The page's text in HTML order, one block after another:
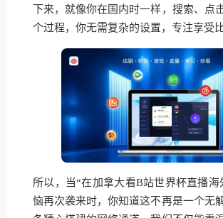
下来，就像你在国内时一样，搜索、点
个过程，你无需复杂的设置，专注享受
所以，当“在加拿大看B站世界杯直播海
恼再次袭来时，你知道这不再是一个无